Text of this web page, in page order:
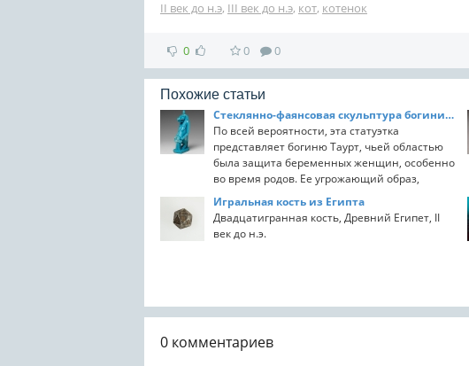
II век до н.э, III век до н.э, кот, котенок
0 0 0
Похожие статьи
Стеклянно-фаянсовая скульптура богини Таурт
По всей вероятности, эта статуэтка
представляет богиню Таурт, чьей областью
была защита беременных женщин, особенно
во время родов. Ее угрожающий образ,
предназначенный для...
Игральная кость из Египта
Двадцатигранная кость, Древний Египет, II
век до н.э.
0 комментариев